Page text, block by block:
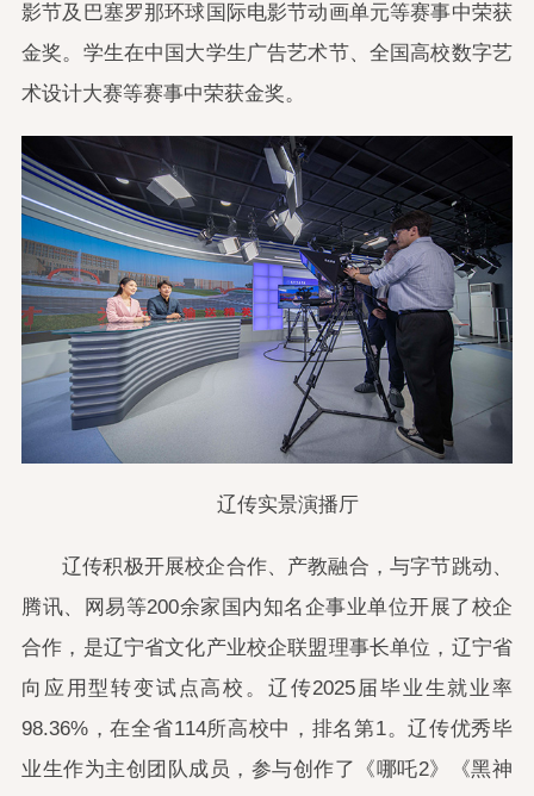
影节及巴塞罗那环球国际电影节动画单元等赛事中荣获
金奖。学生在中国大学生广告艺术节、全国高校数字艺
术设计大赛等赛事中荣获金奖。
辽传实景演播厅
辽传积极开展校企合作、产教融合，与字节跳动、
腾讯、网易等200余家国内知名企事业单位开展了校企
合作，是辽宁省文化产业校企联盟理事长单位，辽宁省
向应用型转变试点高校。辽传2025届毕业生就业率
98.36%，在全省114所高校中，排名第1。辽传优秀毕
业生作为主创团队成员，参与创作了《哪吒2》《黑神